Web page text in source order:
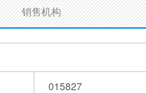
销售机构
015827